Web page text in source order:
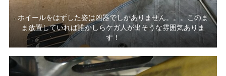
ホイールをはずした姿は凶器でしかありません。。。このま
ま放置していれば誰かしらケガ人が出そうな雰囲気ありま
す！